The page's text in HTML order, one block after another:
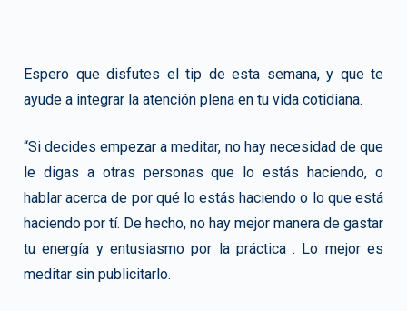
Espero que disfutes el tip de esta semana, y que te
ayude a integrar la atención plena en tu vida cotidiana.
“Si decides empezar a meditar, no hay necesidad de que
le digas a otras personas que lo estás haciendo, o
hablar acerca de por qué lo estás haciendo o lo que está
haciendo por tí. De hecho, no hay mejor manera de gastar
tu energía y entusiasmo por la práctica . Lo mejor es
meditar sin publicitarlo.